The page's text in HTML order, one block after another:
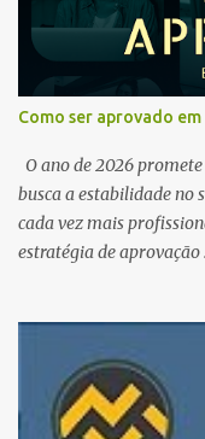
Como ser aprovado em
O ano de 2026
busca a estabilidade no
cada vez mais
estratégia de aprovação
Edital Verticalizado
de ouro é criar um
marque seu progresso
você perca tempo com